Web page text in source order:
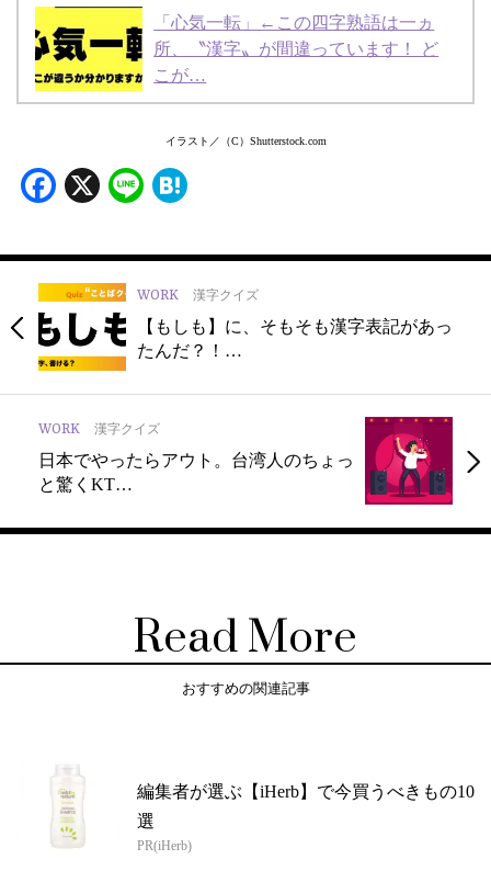
「心気一転」←この四字熟語は一ヵ
所、〝漢字〟が間違っています！ ど
こが…
イラスト／（C）Shutterstock.com
Facebook
X Line
WORK 漢字クイズ
【もしも】に、そもそも漢字表記があっ
たんだ？！…
WORK 漢字クイズ
日本でやったらアウト。台湾人のちょっ
と驚くKT…
Read More
おすすめの関連記事
編集者が選ぶ【iHerb】で今買うべきもの10
選
PR(iHerb)